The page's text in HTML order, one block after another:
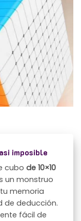
imposible
cubode 10×10
un monstruo
memoria
de deducción.
fácil de